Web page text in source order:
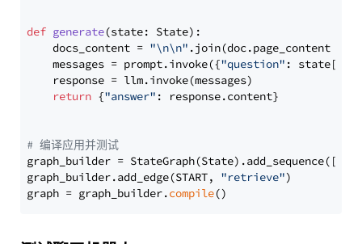
def generate(state: State):
    docs_content =
"\n\n" .join(doc.page_content
    messages = prompt.invoke({
"question" : state[
    response = llm.invoke(messages)
return {"answer" : response.content}
# 编译应用并测试
graph_builder =
graph_builder.add_edge(START, "retrieve")
graph = graph_builder.compile